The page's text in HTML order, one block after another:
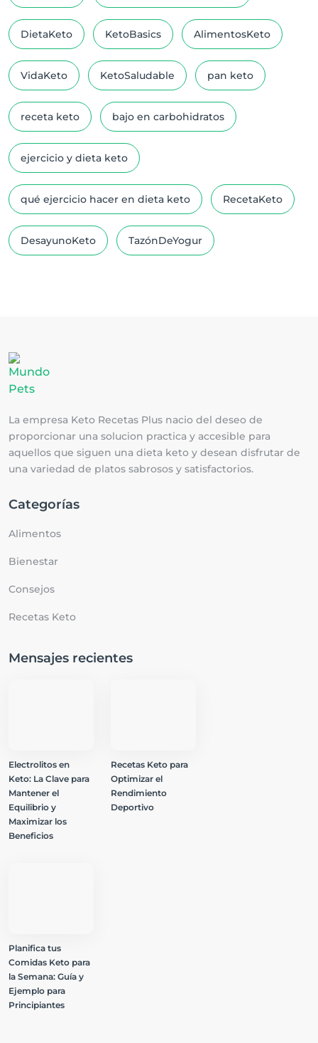
DietaKeto KetoBasics AlimentosKeto
VidaKeto KetoSaludable pan keto
receta keto bajo en carbohidratos
ejercicio y dieta keto
qué ejercicio hacer en dieta keto RecetaKeto
DesayunoKeto TazónDeYogur
La empresa Keto Recetas Plus nacio del deseo de
proporcionar una solucion practica y accesible para
aquellos que siguen una dieta keto y desean disfrutar de
una variedad de platos sabrosos y satisfactorios.
Categorías
Alimentos
Bienestar
Consejos
Recetas Keto
Mensajes recientes
Electrolitos en
Keto: La Clave para
Mantener el
Equilibrio y
Maximizar los
Beneficios
Recetas Keto para
Optimizar el
Rendimiento
Deportivo
Planifica tus
Comidas Keto para
la Semana: Guía y
Ejemplo para
Principiantes